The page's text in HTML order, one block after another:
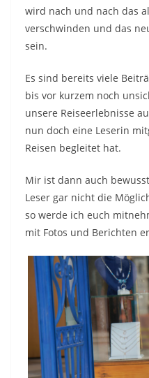
wird nach und nach das
verschwinden und das
sein.
Es sind bereits viele
bis vor kurzem noch
unsere Reiseerlebnisse
nun doch eine Leserin
Reisen begleitet hat.
Mir ist dann auch
Leser gar nicht die
so werde ich euch
mit Fotos und Berichten